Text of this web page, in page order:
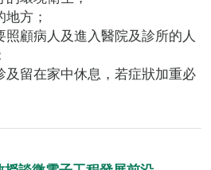
方；
照顧病人及進入醫院及診所的人
及留在家中休息，若症狀加重必